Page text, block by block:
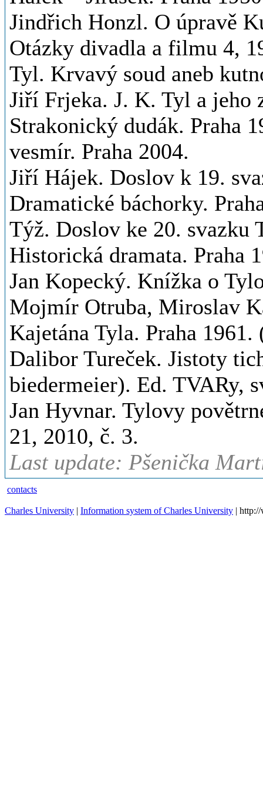
Jindřich Honzl. O úpravě
Otázky divadla a filmu 4,
Tyl. Krvavý soud aneb
Jiří Frjeka. J. K. Tyl a jeho
Strakonický dudák. Praha
vesmír. Praha 2004.
Jiří Hájek. Doslov k 19.
Dramatické báchorky.
Týž. Doslov ke 20. svazku
Historická dramata. Praha
Jan Kopecký. Knížka o
Mojmír Otruba, Miroslav
Kajetána Tyla. Praha
Dalibor Tureček. Jistoty
biedermeier). Ed. TVARy,
Jan Hyvnar. Tylovy
21, 2010, č. 3.
Last update: Pšenička
contacts
Charles University | Information system of Charles University |